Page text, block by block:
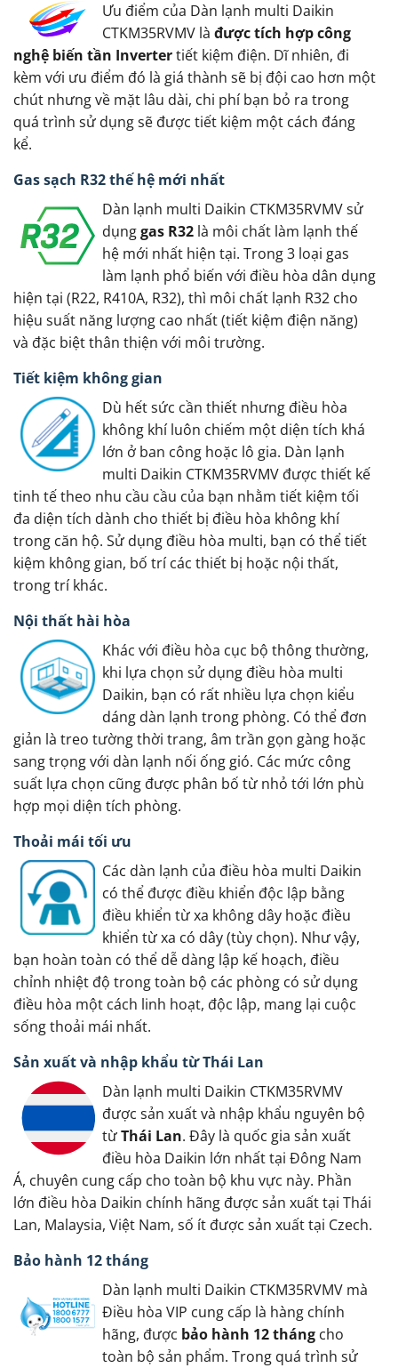
Ưu điểm của Dàn lạnh multi Daikin
CTKM35RVMV là được tích hợp công
nghệ biến tần Invertertiết kiệm điện. Dĩ nhiên, đi
kèm với ưu điểm đó là giá thành sẽ bị đội cao hơn một
chút nhưng về mặt lâu dài, chi phí bạn bỏ ra trong
quá trình sử dụng sẽ được tiết kiệm một cách đáng
kể.
Gas sạch R32 thế hệ mới nhất
Dàn lạnh multi Daikin CTKM35RVMV sử
dụnggas R32 là môi chất làm lạnh thế
hệ mới nhất hiện tại. Trong 3 loại gas
làm lạnh phổ biến với điều hòa dân dụng
hiện tại (R22, R410A, R32), thì môi chất lạnh R32 cho
hiệu suất năng lượng cao nhất (tiết kiệm điện năng)
và đặc biệt thân thiện với môi trường.
Tiết kiệm không gian
Dù hết sức cần thiết nhưng điều hòa
không khí luôn chiếm một diện tích khá
lớn ở ban công hoặc lô gia. Dàn lạnh
multi Daikin CTKM35RVMV được thiết kế
tinh tế theo nhu cầu cầu của bạn nhằm tiết kiệm tối
đa diện tích dành cho thiết bị điều hòa không khí
trong căn hộ. Sử dụng điều hòa multi, bạn có thể tiết
kiệm không gian, bố trí các thiết bị hoặc nội thất,
trong trí khác.
Nội thất hài hòa
Khác với điều hòa cục bộ thông thường,
khi lựa chọn sử dụng điều hòa multi
Daikin, bạn có rất nhiều lựa chọn kiểu
dáng dàn lạnh trong phòng. Có thể đơn
giản là treo tường thời trang, âm trần gọn gàng hoặc
sang trọng với dàn lạnh nối ống gió. Các mức công
suất lựa chọn cũng được phân bố từ nhỏ tới lớn phù
hợp mọi diện tích phòng.
Thoải mái tối ưu
Các dàn lạnh của điều hòa multi Daikin
có thể được điều khiển độc lập bằng
điều khiển từ xa không dây hoặc điều
khiển từ xa có dây (tùy chọn). Như vậy,
bạn hoàn toàn có thể dễ dàng lập kế hoạch, điều
chỉnh nhiệt độ trong toàn bộ các phòng có sử dụng
điều hòa một cách linh hoạt, độc lập, mang lại cuộc
sống thoải mái nhất.
Sản xuất và nhập khẩu từ Thái Lan
Dàn lạnh multi Daikin CTKM35RVMV
được sản xuất và nhập khẩu nguyên bộ
từThái Lan. Đây là quốc gia sản xuất
điều hòa Daikin lớn nhất tại Đông Nam
Á, chuyên cung cấp cho toàn bộ khu vực này. Phần
lớn điều hòa Daikin chính hãng được sản xuất tại Thái
Lan, Malaysia, Việt Nam, số ít được sản xuất tại Czech.
Bảo hành 12 tháng
Dàn lạnh multi Daikin CTKM35RVMV mà
Điều hòa VIP cung cấp là hàng chính
hãng, được bảo hành 12 tháng cho
toàn bộ sản phẩm. Trong quá trình sử